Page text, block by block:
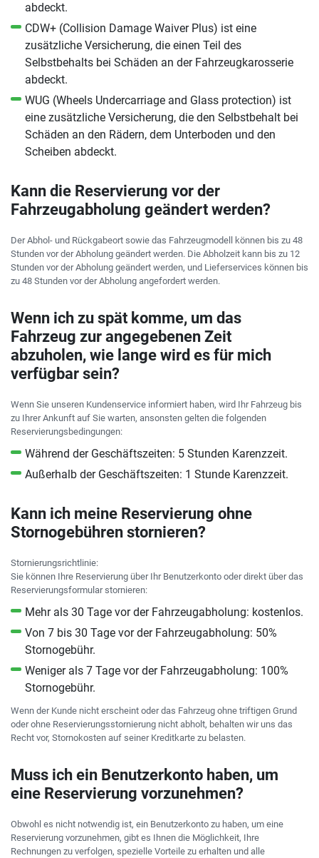
abdeckt.
CDW+ (Collision Damage Waiver Plus) ist eine
zusätzliche Versicherung, die einen Teil des
Selbstbehalts bei Schäden an der Fahrzeugkarosserie
abdeckt.
WUG (Wheels Undercarriage and Glass protection) ist
eine zusätzliche Versicherung, die den Selbstbehalt bei
Schäden an den Rädern, dem Unterboden und den
Scheiben abdeckt.
Kann die Reservierung vor der
Fahrzeugabholung geändert werden?
Der Abhol- und Rückgabeort sowie das Fahrzeugmodell können bis zu 48
Stunden vor der Abholung geändert werden. Die Abholzeit kann bis zu 12
Stunden vor der Abholung geändert werden, und Lieferservices können bis
zu 48 Stunden vor der Abholung angefordert werden.
Wenn ich zu spät komme, um das
Fahrzeug zur angegebenen Zeit
abzuholen, wie lange wird es für mich
verfügbar sein?
Wenn Sie unseren Kundenservice informiert haben, wird Ihr Fahrzeug bis
zu Ihrer Ankunft auf Sie warten, ansonsten gelten die folgenden
Reservierungsbedingungen:
Während der Geschäftszeiten: 5 Stunden Karenzzeit.
Außerhalb der Geschäftszeiten: 1 Stunde Karenzzeit.
Kann ich meine Reservierung ohne
Stornogebühren stornieren?
Stornierungsrichtlinie:
Sie können Ihre Reservierung über Ihr Benutzerkonto oder direkt über das
Reservierungsformular stornieren:
Mehr als 30 Tage vor der Fahrzeugabholung: kostenlos.
Von 7 bis 30 Tage vor der Fahrzeugabholung: 50%
Stornogebühr.
Weniger als 7 Tage vor der Fahrzeugabholung: 100%
Stornogebühr.
Wenn der Kunde nicht erscheint oder das Fahrzeug ohne triftigen Grund
oder ohne Reservierungsstornierung nicht abholt, behalten wir uns das
Recht vor, Stornokosten auf seiner Kreditkarte zu belasten.
Muss ich ein Benutzerkonto haben, um
eine Reservierung vorzunehmen?
Obwohl es nicht notwendig ist, ein Benutzerkonto zu haben, um eine
Reservierung vorzunehmen, gibt es Ihnen die Möglichkeit, Ihre
Rechnungen zu verfolgen, spezielle Vorteile zu erhalten und alle